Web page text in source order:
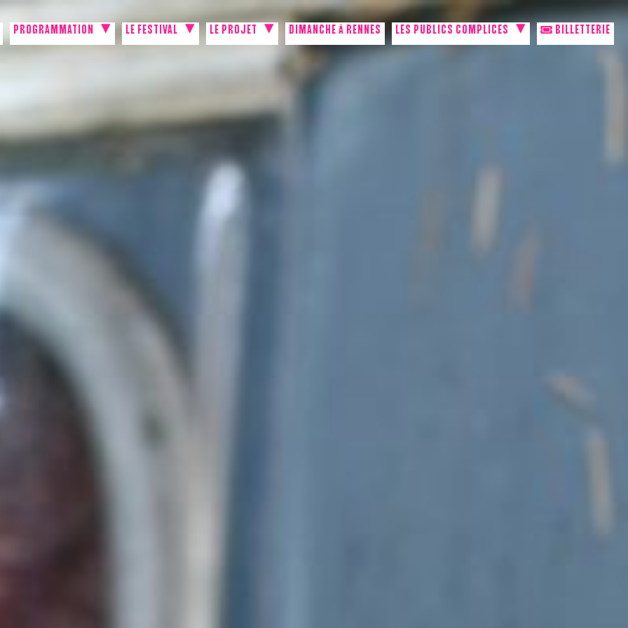
PROGRAMMATION LE FESTIVAL LE PROJET DIMANCHE À RENNES LES PUBLICS COMPLICES
BILLETTERIE